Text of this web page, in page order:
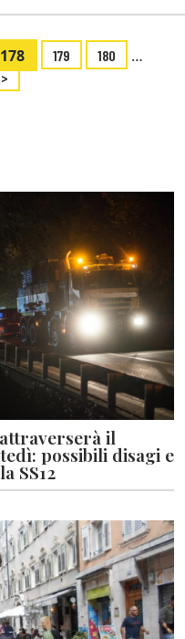
178 179 180 …
>
il
possibili disagi e
SS12